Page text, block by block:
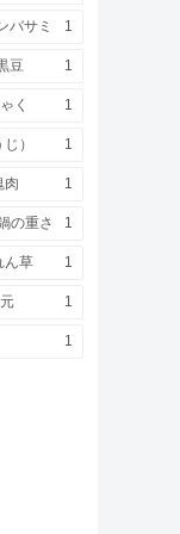
バサミ 1
豆 1
く 1
） 1
肉 1
の重さ 1
草 1
1
1